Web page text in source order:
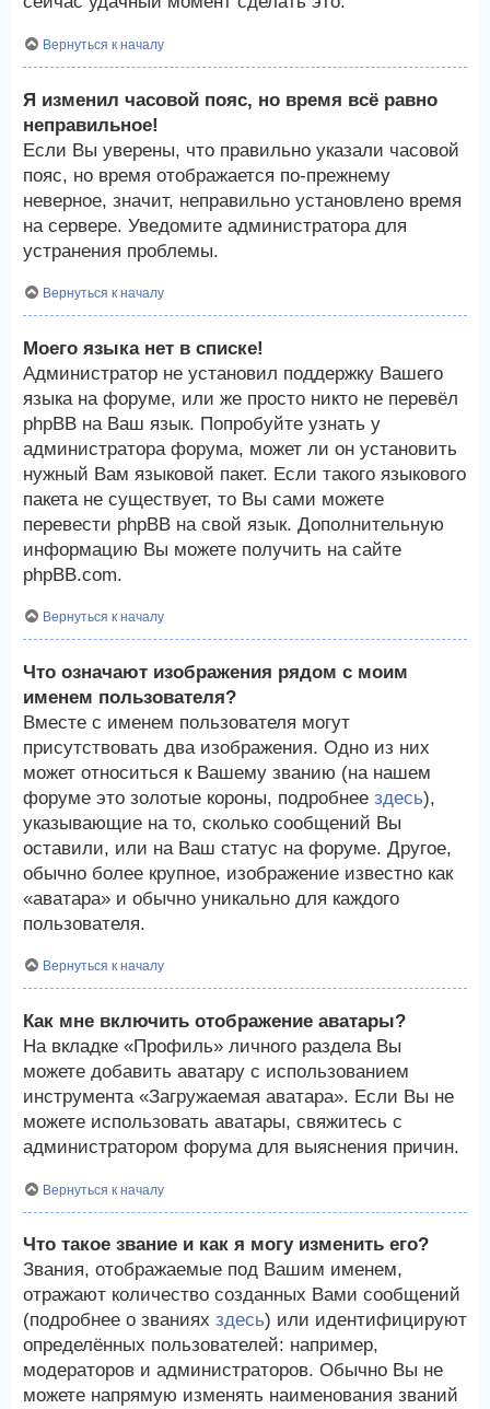
Вернуться к началу
Я изменил часовой пояс, но время всё равно
неправильное!
Если Вы уверены, что правильно указали часовой
пояс, но время отображается по-прежнему
неверное, значит, неправильно установлено время
на сервере. Уведомите администратора для
устранения проблемы.
Вернуться к началу
Моего языка нет в списке!
Администратор не установил поддержку Вашего
языка на форуме, или же просто никто не перевёл
phpBB на Ваш язык. Попробуйте узнать у
администратора форума, может ли он установить
нужный Вам языковой пакет. Если такого языкового
пакета не существует, то Вы сами можете
перевести phpBB на свой язык. Дополнительную
информацию Вы можете получить на сайте
phpBB.com.
Вернуться к началу
Что означают изображения рядом с моим
именем пользователя?
Вместе с именем пользователя могут
присутствовать два изображения. Одно из них
может относиться к Вашему званию (на нашем
форуме это золотые короны, подробнее здесь),
указывающие на то, сколько сообщений Вы
оставили, или на Ваш статус на форуме. Другое,
обычно более крупное, изображение известно как
«аватара» и обычно уникально для каждого
пользователя.
Вернуться к началу
Как мне включить отображение аватары?
На вкладке «Профиль» личного раздела Вы
можете добавить аватару с использованием
инструмента «Загружаемая аватара». Если Вы не
можете использовать аватары, свяжитесь с
администратором форума для выяснения причин.
Вернуться к началу
Что такое звание и как я могу изменить его?
Звания, отображаемые под Вашим именем,
отражают количество созданных Вами сообщений
(подробнее о званиях здесь) или идентифицируют
определённых пользователей: например,
модераторов и администраторов. Обычно Вы не
можете напрямую изменять наименования званий